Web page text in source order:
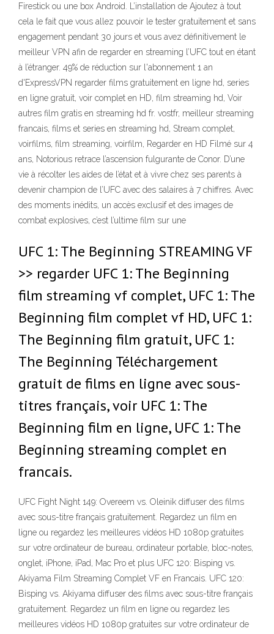
Firestick ou une box Android. L’installation de Ajoutez à tout
cela le fait que vous allez pouvoir le tester gratuitement et sans
engagement pendant 30 jours et vous avez définitivement le
meilleur VPN afin de regarder en streaming l’UFC tout en étant
à l’étranger. 49% de réduction sur l'abonnement 1 an
d'ExpressVPN regarder films gratuitement en ligne hd, series
en ligne gratuit, voir complet en HD, film streaming hd, Voir
autres film gratis en streaming hd fr. vostfr, meilleur streaming
francais, films et series en streaming hd, Stream complet,
voirfilms, film streaming, voirfilm, Regarder en HD Filmé sur 4
ans, Notorious retrace l’ascension fulgurante de Conor. D’une
vie à récolter les aides de l’état et à vivre chez ses parents à
devenir champion de l’UFC avec des salaires à 7 chiffres. Avec
des moments inédits, un accès exclusif et des images de
combat explosives, c’est l’ultime film sur une
UFC 1: The Beginning STREAMING VF
>> regarder UFC 1: The Beginning
film streaming vf complet, UFC 1: The
Beginning film complet vf HD, UFC 1:
The Beginning film gratuit, UFC 1:
The Beginning Téléchargement
gratuit de films en ligne avec sous-
titres français, voir UFC 1: The
Beginning film en ligne, UFC 1: The
Beginning streaming complet en
francais.
UFC Fight Night 149: Overeem vs. Oleinik diffuser des films
avec sous-titre français gratuitement. Regardez un film en
ligne ou regardez les meilleures vidéos HD 1080p gratuites
sur votre ordinateur de bureau, ordinateur portable, bloc-notes,
onglet, iPhone, iPad, Mac Pro et plus UFC 120: Bisping vs.
Akiyama Film Streaming Complet VF en Francais. UFC 120:
Bisping vs. Akiyama diffuser des films avec sous-titre français
gratuitement. Regardez un film en ligne ou regardez les
meilleures vidéos HD 1080p gratuites sur votre ordinateur de